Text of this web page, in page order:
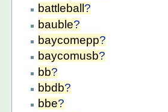
battleball ?
bauble?
baycomepp?
baycomusb?
bb?
bbdb?
bbe?